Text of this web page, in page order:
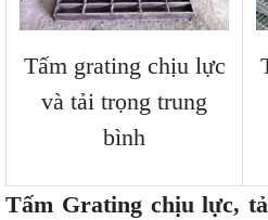
Tấm grating chịu lực
và tải trọng trung
bình
Tấm Grating chịu lực,